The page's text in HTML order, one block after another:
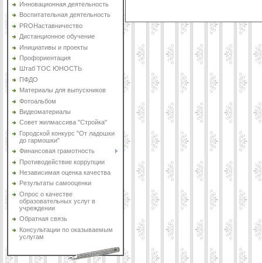
Инновационная деятельность
Воспитательная деятельность
PROНаставничество
Дистанционное обучение
Инициативы и проекты
Профориентация
Штаб ТОС ЮНОСТЬ
ПФДО
Материалы для выпускников
Фотоальбом
Видеоматериалы
Совет жилмассива "Стройка"
Городской конкурс "От ладошки
до гармошки"
Финансовая грамотность
Противодействие коррупции
Независимая оценка качества
Результаты самооценки
Опрос о качестве
образовательных услуг в
учреждении
Обратная связь
Консультации по оказываемым
услугам